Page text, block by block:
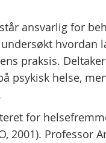
ansvarlig for
hvordan
praksis.
psykisk helse,
for
2001). Professor